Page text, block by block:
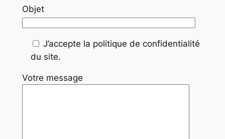
Objet
J’accepte la politique de confidentialité
du site.
Votre message